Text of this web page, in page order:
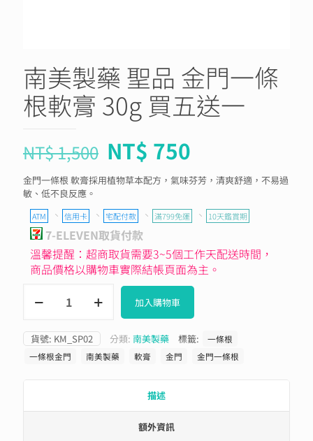
南美製藥 聖品 金門一條
根軟膏 30g 買五送一
NT$1,500 NT$ 750
金門一條根 軟膏採用植物草本配方，氣味芬芳，清爽舒適，不易過
敏、低不良反應。
ATM 、 信用卡 、 宅配付款 、 滿799免運 、 10天鑑賞期
7-ELEVEN取貨付款
溫馨提醒：超商取貨需要3~5個工作天配送時間，
商品價格以購物車實際結帳頁面為主。
加入購物車
貨號: KM_SP02 分類: 南美製藥 標籤:
一條根
一條根金門
南美製藥 軟膏 金門 金門一條根
描述
額外資訊